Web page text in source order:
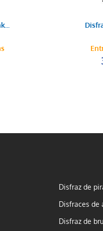
Disfraz de
Disfraces de
Disfraz de